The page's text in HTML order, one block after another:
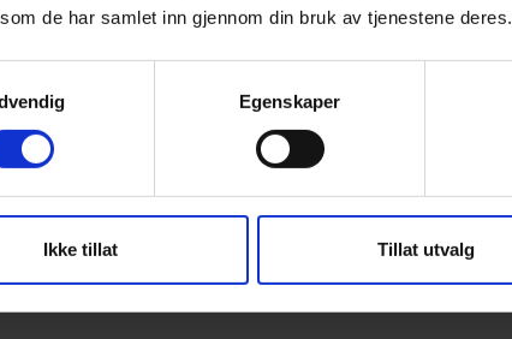
de har samlet inn gjennom din bruk av tjenestene deres.
Egenskaper
Ikke tillat Tillat utvalg